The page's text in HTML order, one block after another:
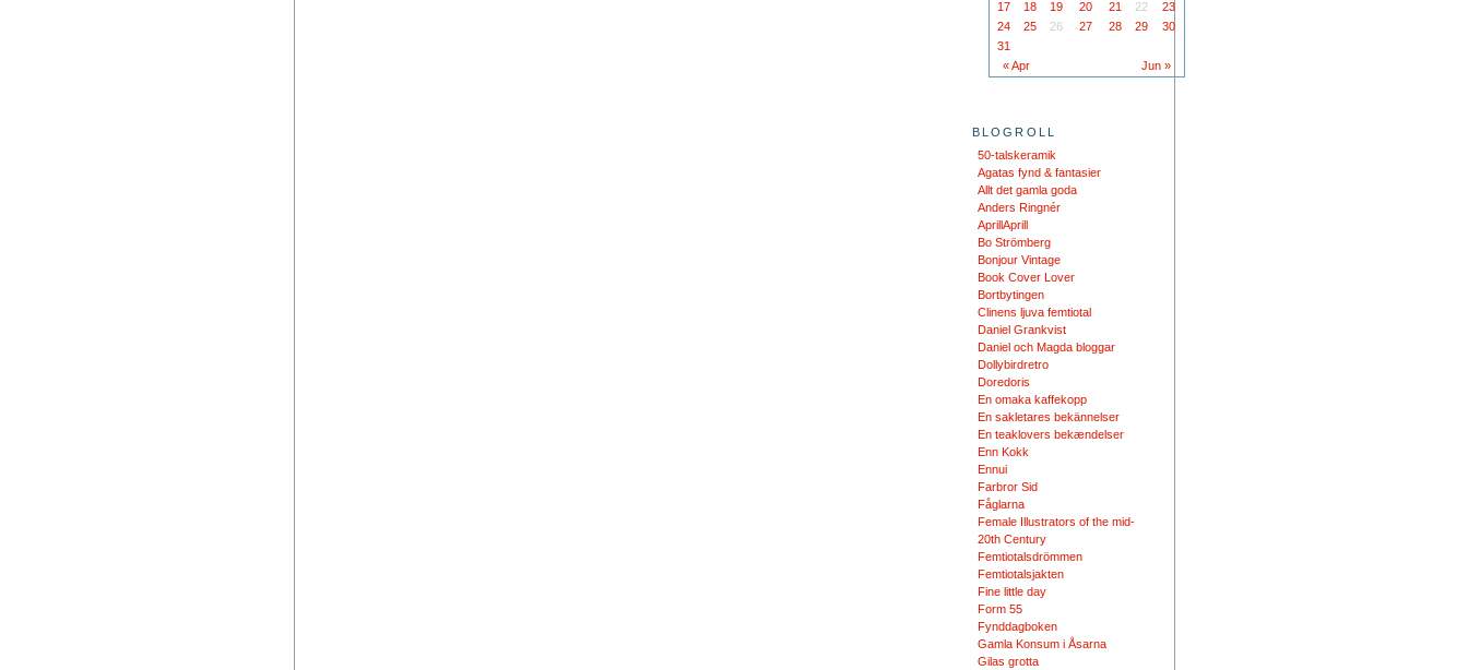
« Apr Jun »
17
18 19 20 21 22
23
24
25 26 27 28 29
30
31
BLOGROLL
50-talskeramik
Agatas fynd & fantasier
Allt det gamla goda
Anders Ringnér
AprillAprill
Bo Strömberg
Bonjour Vintage
Book Cover Lover
Bortbytingen
Clinens ljuva femtiotal
Daniel Grankvist
Daniel och Magda bloggar
Dollybirdretro
Doredoris
En omaka kaffekopp
En sakletares bekännelser
En teaklovers bekændelser
Enn Kokk
Ennui
Farbror Sid
Fåglarna
Female Illustrators of the mid-
20th Century
Femtiotalsdrömmen
Femtiotalsjakten
Fine little day
Form 55
Fynddagboken
Gamla Konsum i Åsarna
Gilas grotta